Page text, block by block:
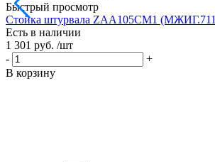
Быстрый просмотр
Стойка штурвала ZAA105CM1
Есть в наличии
1 301 руб. /шт
-
+
В корзину